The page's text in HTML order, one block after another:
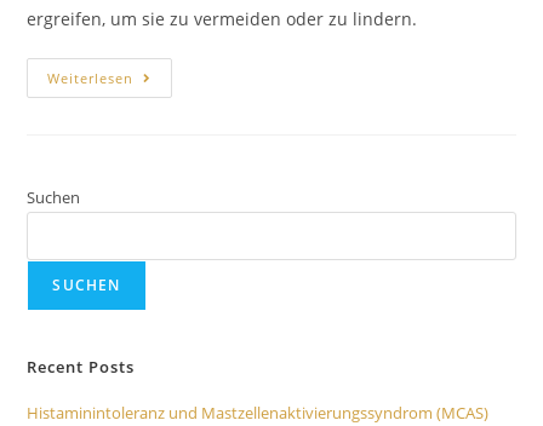
ergreifen, um sie zu vermeiden oder zu lindern.
Weiterlesen
Suchen
SUCHEN
Recent Posts
Histaminintoleranz und Mastzellenaktivierungssyndrom (MCAS)